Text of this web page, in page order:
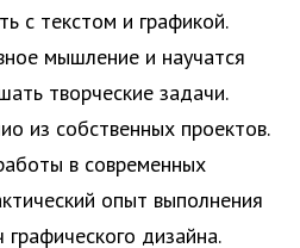
с текстом и графикой.
мышление и научатся
творческие задачи.
из собственных проектов.
в современных
опыт выполнения
графического дизайна.